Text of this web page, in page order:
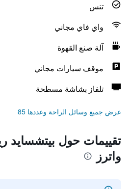
تنس
واي فاي مجاني
آلة صنع القهوة
موقف سيارات مجاني
تلفاز بشاشة مسطحة
عرض جميع وسائل الراحة وعددها 85
تقييمات حول بيتشسايد
واترز